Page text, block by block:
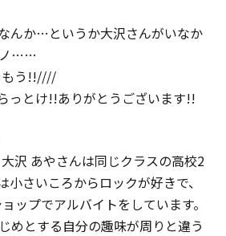
んか…というか大沢さんがいなか
ノ……
もう!!////
っとけ!!ありがとうございます!!
沢 あやさんは同じクラスの高校2
小さいころからロックが好きで、
ップでアルバイトをしています。
めとする自分の趣味が周りと違う